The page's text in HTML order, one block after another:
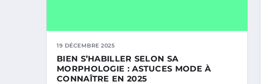
19 DÉCEMBRE 2025
BIEN S’HABILLER SELON SA
MORPHOLOGIE : ASTUCES MODE À
CONNAÎTRE EN 2025